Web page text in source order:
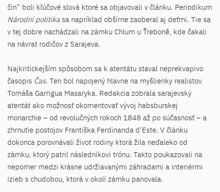
čin“ boli kľúčové slová ktoré sa objavovali v článku. Periodikum
Národní politika sa napríklad obšírne zaoberal aj deťmi. Tie sa
v tej dobre nachádzali na zámku Chlum u Ťreboně, kde čakali
na návrat rodičov z Sarajeva.
Najkritickejším spôsobom sa k atentátu staval neprekvapivo
časopis Čas. Ten bol napojený hlavne na myšlienky realistov
Tomáša Garrigua Masaryka. Redakcia zobrala sarajevský
atentát ako možnosť okomentovať vývoj habsburskej
monarchie – od revolučných rokoch 1848 až po súčasnosť – a
zhrnutie postojov Františka Ferdinanda d’Este. V článku
dokonca porovnávali život rodiny ktorá žila neďaleko od
zámku, ktorý patril následníkovi trónu. Takto poukazovali na
nepomer medzi krásne udržiavanými záhradami a interiérmi
izieb s chudobou, ktorá v okolí zámku panovala.